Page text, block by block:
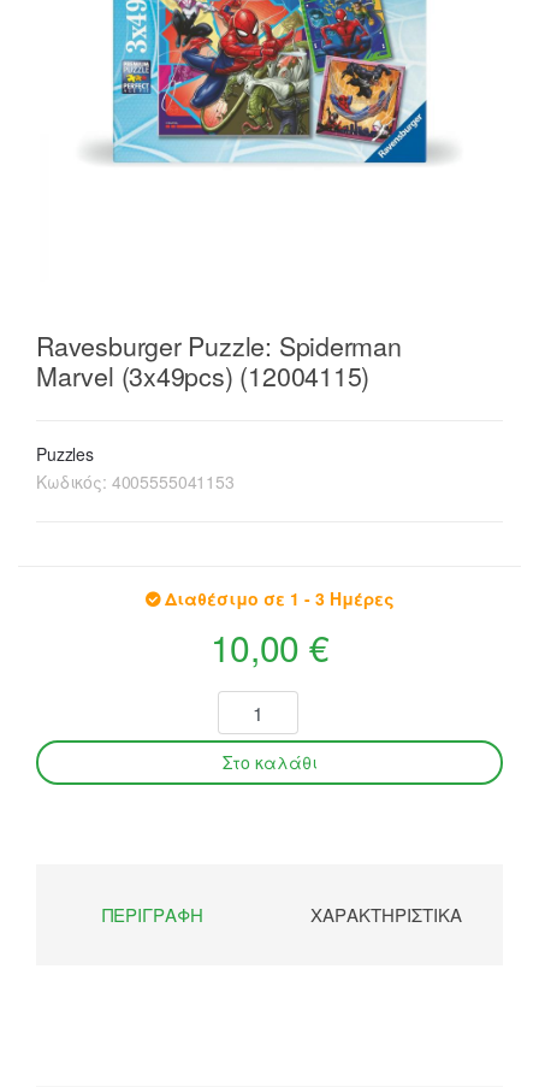
Ravesburger Puzzle: Spiderman
Marvel (3x49pcs) (12004115)
Puzzles
Κωδικός: 4005555041153
Διαθέσιμο σε 1 - 3 Ημέρες
10,00 €
ΠΕΡΙΓΡΑΦΉ ΧΑΡΑΚΤΗΡΙΣΤΙΚΆ